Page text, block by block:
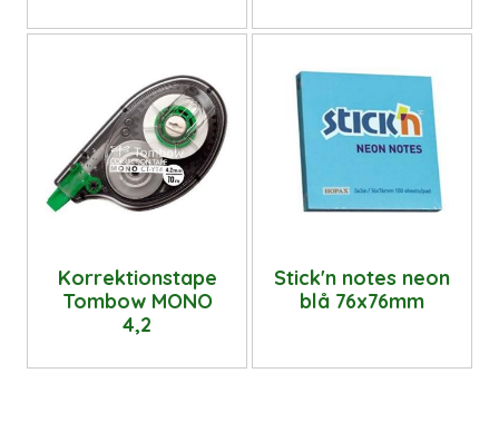
Korrektionstape
Tombow MONO
4,2
Stick'n notes neon
blå 76x76mm